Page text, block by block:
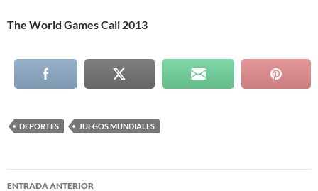
The World Games Cali 2013
DEPORTES JUEGOS MUNDIALES
Navegación
ENTRADA ANTERIOR